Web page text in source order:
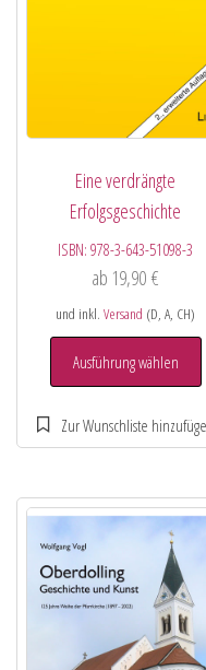
Eine verdrängte
Erfolgsgeschichte
ISBN:978-3-643-51098-3
ab 19,90€
und inkl.Versand (D, A, CH)
Ausführung wählen